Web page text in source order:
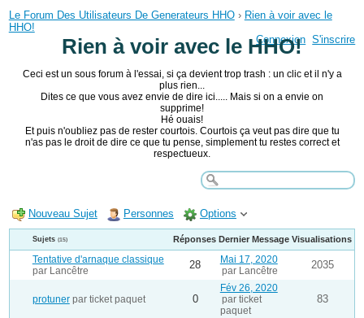
Le Forum Des Utilisateurs De Generateurs HHO › Rien à voir avec le
HHO!
Connexion S'inscrire
Rien à voir avec le HHO!
Ceci est un sous forum à l'essai, si ça devient trop trash : un clic et il n'y a
plus rien...
Dites ce que vous avez envie de dire ici..... Mais si on a envie on
supprime!
Hé ouais!
Et puis n'oubliez pas de rester courtois. Courtois ça veut pas dire que tu
n'as pas le droit de dire ce que tu pense, simplement tu restes correct et
respectueux.
Nouveau Sujet Personnes Options
Sujets (15) Réponses Dernier Message Visualisations
Tentative d'arnaque classique
par Lancêtre
28
Mai 17, 2020
par Lancêtre
2035
protuner par ticket paquet 0
Fév 26, 2020
par ticket
paquet
83